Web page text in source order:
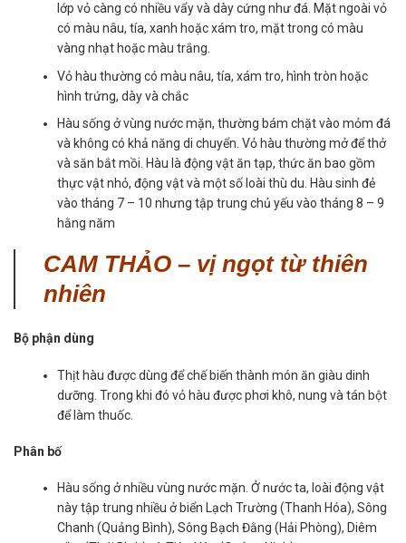
lớp vỏ càng có nhiều vẩy và dày cứng như đá. Mặt ngoài vỏ
có màu nâu, tía, xanh hoặc xám tro, mặt trong có màu
vàng nhạt hoặc màu trắng.
Vỏ hàu thường có màu nâu, tía, xám tro, hình tròn hoặc
hình trứng, dày và chắc
Hàu sống ở vùng nước mặn, thường bám chặt vào mỏm đá
và không có khả năng di chuyển. Vỏ hàu thường mở để thở
và săn bắt mồi. Hàu là động vật ăn tạp, thức ăn bao gồm
thực vật nhỏ, động vật và một số loài thù du. Hàu sinh đẻ
vào tháng 7 – 10 nhưng tập trung chủ yếu vào tháng 8 – 9
hằng năm
CAM THẢO – vị ngọt từ thiên
nhiên
Bộ phận dùng
Thịt hàu được dùng để chế biến thành món ăn giàu dinh
dưỡng. Trong khi đó vỏ hàu được phơi khô, nung và tán bột
để làm thuốc.
Phân bố
Hàu sống ở nhiều vùng nước mặn. Ở nước ta, loài động vật
này tập trung nhiều ở biển Lạch Trường (Thanh Hóa), Sông
Chanh (Quảng Bình), Sông Bạch Đằng (Hải Phòng), Diêm